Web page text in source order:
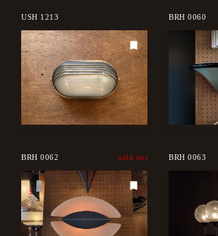
USH 1213 BRH 0060
BRH 0062 sold out BRH 0063